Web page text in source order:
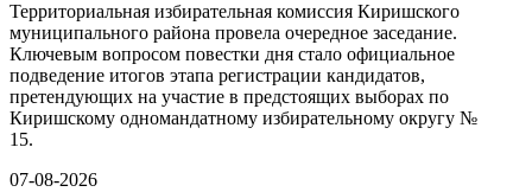
Территориальная избирательная комиссия Киришского
муниципального района провела очередное заседание.
Ключевым вопросом повестки дня стало официальное
подведение итогов этапа регистрации кандидатов,
претендующих на участие в предстоящих выборах по
Киришскому одномандатному избирательному округу №
15.
07-08-2026